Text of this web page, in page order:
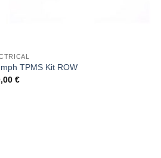
TPMS Kit ROW
€